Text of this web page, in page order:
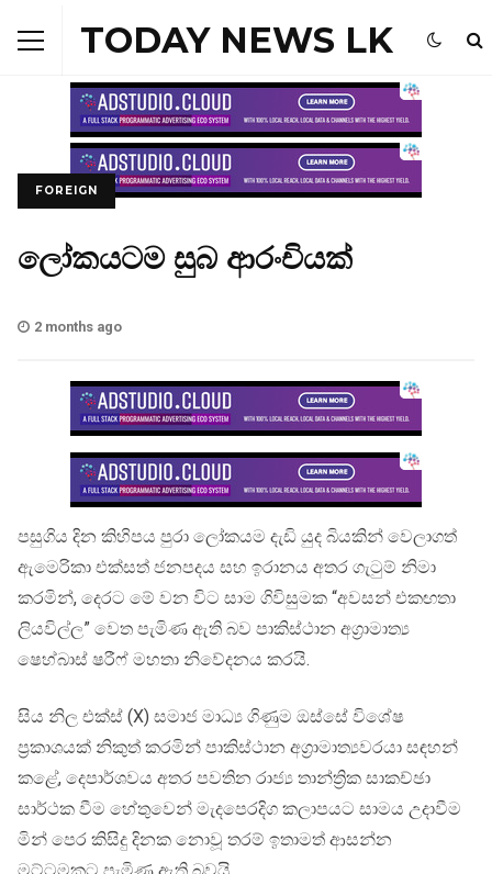
TODAY NEWS LK
FOREIGN
ලෝකයටම සුබ ආරංචියක්
2 months ago
පසුගිය දින කිහිපය පුරා ලෝකයම දැඩි යුද බියකින් වෙලාගත්
ඇමෙරිකා එක්සත් ජනපදය සහ ඉරානය අතර ගැටුම් නිමා
කරමින්, දෙරට මේ වන විට සාම ගිවිසුමක “අවසන් එකඟතා
ලියවිල්ල” වෙත පැමිණ ඇති බව පාකිස්ථාන අග්‍රාමාත්‍ය
ෂෙහ්බාස් ෂරීෆ් මහතා නිවේදනය කරයි.
සිය නිල එක්ස් (X) සමාජ මාධ්‍ය ගිණුම ඔස්සේ විශේෂ
ප්‍රකාශයක් නිකුත් කරමින් පාකිස්ථාන අග්‍රාමාත්‍යවරයා සඳහන්
කළේ, දෙපාර්ශවය අතර පවතින රාජ්‍ය තාන්ත්‍රික සාකච්ඡා
සාර්ථක වීම හේතුවෙන් මැදපෙරදිග කලාපයට සාමය උදාවීම
මින් පෙර කිසිදු දිනක නොවූ තරම් ඉතාමත් ආසන්න